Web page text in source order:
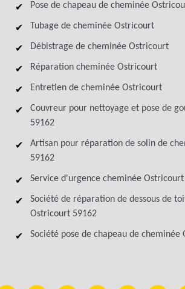
Pose de chapeau de cheminée
Tubage de cheminée Ostricourt
Débistrage de cheminée Ostricourt
Réparation cheminée Ostricourt
Entretien de cheminée Ostricourt
Couvreur pour nettoyage et pose de
59162
Artisan pour réparation de solin de
59162
Service d'urgence cheminée
Société de réparation de dessous de
Ostricourt 59162
Société pose de chapeau de cheminée